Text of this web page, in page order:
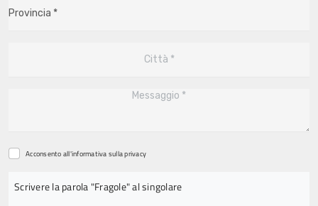
Acconsento all'informativa sullaprivacy
Scrivere la parola "Fragole" al singolare